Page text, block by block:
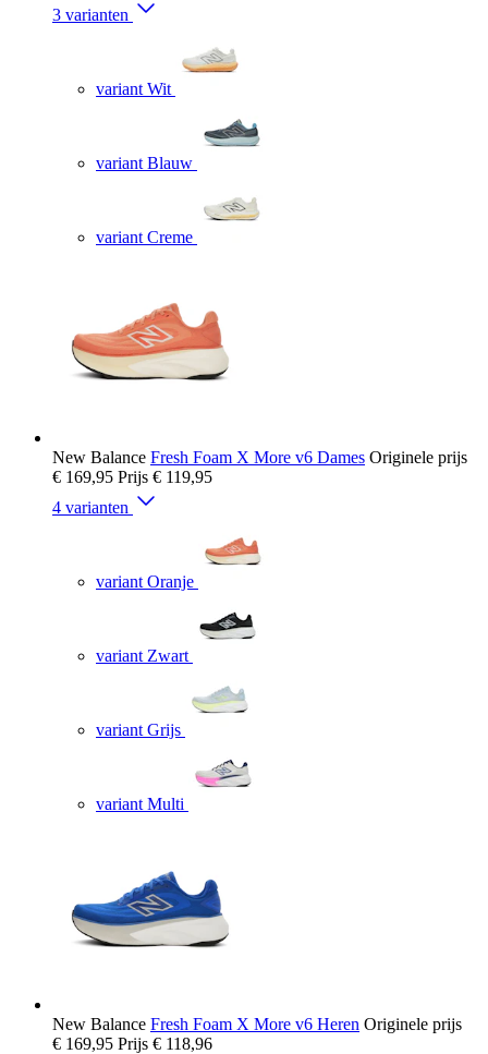
3 varianten
variant Wit
variant Blauw
variant Creme
New Balance Fresh Foam X More v6 Dames Originele prijs
€ 169,95 Prijs € 119,95
4 varianten
variant Oranje
variant Zwart
variant Grijs
variant Multi
New Balance Fresh Foam X More v6 Heren Originele prijs
€ 169,95 Prijs € 118,96